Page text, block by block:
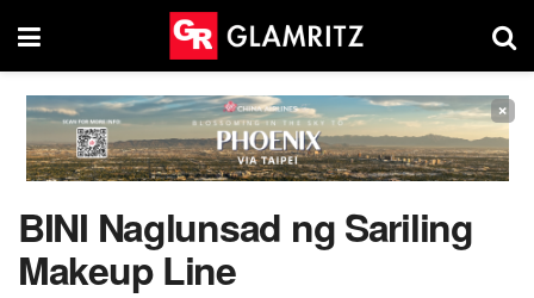
×
BINI Naglunsad ng Sariling
Makeup Line